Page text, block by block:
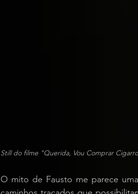
Still do filme "Querida, Vou Comprar
O mito de Fausto me parece